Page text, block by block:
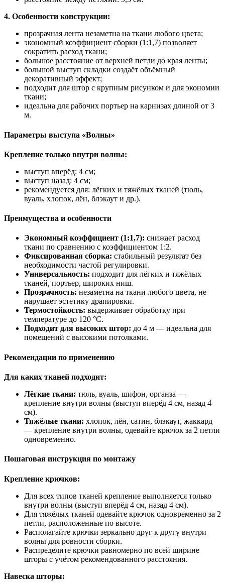
4. Особенности конструкции:
прозрачная лента незаметна на ткани любого цвета;
экономный коэффициент сборки (1:1,7) позволяет
сократить расход ткани;
большое расстояние от верхней петли до края ленты;
большой выступ складки создаёт объёмный
декоративный эффект;
подходит для штор с крупным рисунком и для экономии
ткани;
идеальна для рабочих портьер на карнизах длиной от 3
м.
Параметры выступа «Волны»
Крепление только внутри волны:
выступ вперёд: 4 см;
выступ назад: 4 см;
рекомендуется для: лёгких и тяжёлых тканей (тюль,
вуаль, хлопок, лён, блэкаут и др.).
Преимущества и особенности
Экономный коэффициент (1:1,7): снижает расход
ткани по сравнению с коэффициентом 1:2.
Фиксированная сборка: стабильный результат без
необходимости частой регулировки.
Универсальность: подходит для лёгких и тяжёлых
тканей, портьер, широких ниш.
Прозрачность: незаметна на ткани любого цвета, не
нарушает эстетику драпировки.
Термостойкость: выдерживает обработку при
температуре до 120 °C.
Подходит для высоких штор: до 4 м — идеальна для
помещений с высокими потолками.
Рекомендации по применению
Для каких тканей подходит:
Лёгкие ткани: тюль, вуаль, шифон, органза —
крепление внутри волны (выступ вперёд 4 см, назад 4
см).
Тяжёлые ткани: хлопок, лён, сатин, блэкаут, жаккард
— крепление внутри волны, одевайте крючок за 2 петли
одновременно.
Пошаговая инструкция по монтажу
Крепление крючков:
Для всех типов тканей крепление выполняется только
внутри волны (выступ вперёд 4 см, назад 4 см).
Для тяжёлых тканей одевайте крючок одновременно за 2
петли, расположенные по высоте.
Располагайте крючки зеркально друг к другу внутри
волны для ровности сборки.
Распределите крючки равномерно по всей ширине
шторы с учётом рекомендованного расстояния.
Навеска шторы: